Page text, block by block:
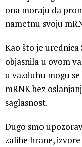
ona moraju da
nametnu svoju
Kao što je
objasnila u ovom
u vazduhu mogu
mRNK bez
saglasnost.
Dugo smo
zalihe hrane, izvore